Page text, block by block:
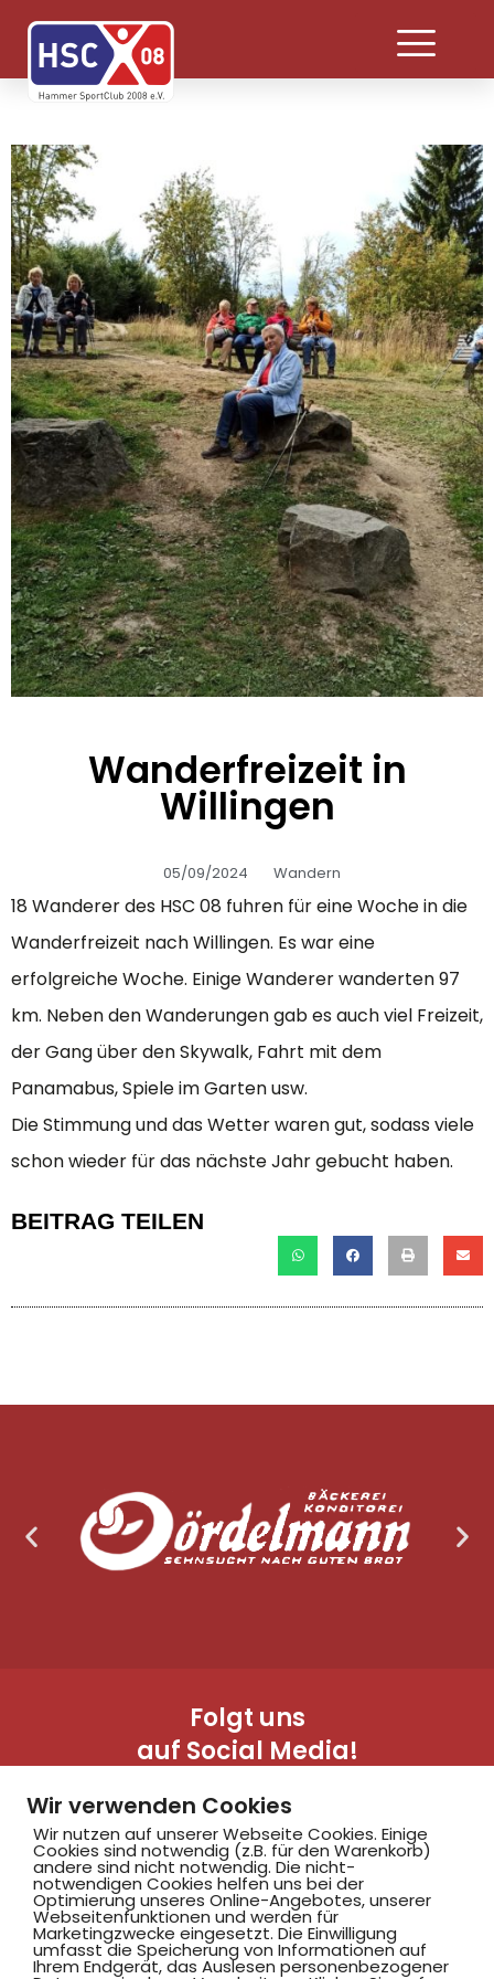
Wanderfreizeit in
Willingen
05/09/2024 Wandern
18 Wanderer des HSC 08 fuhren für eine Woche in die
Wanderfreizeit nach Willingen. Es war eine
erfolgreiche Woche. Einige Wanderer wanderten 97
km. Neben den Wanderungen gab es auch viel Freizeit,
der Gang über den Skywalk, Fahrt mit dem
Panamabus, Spiele im Garten usw.
Die Stimmung und das Wetter waren gut, sodass viele
schon wieder für das nächste Jahr gebucht haben.
BEITRAG TEILEN
Folgt uns
auf Social Media!
Hammer SportClub 2008
Wir verwenden Cookies
Wir nutzen auf unserer Webseite Cookies. Einige
Cookies sind notwendig (z.B. für den Warenkorb)
andere sind nicht notwendig. Die nicht-
notwendigen Cookies helfen uns bei der
Optimierung unseres Online-Angebotes, unserer
Webseitenfunktionen und werden für
Marketingzwecke eingesetzt. Die Einwilligung
umfasst die Speicherung von Informationen auf
Ihrem Endgerät, das Auslesen personenbezogener